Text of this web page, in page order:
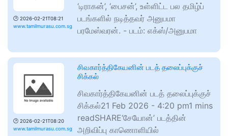
🕑 2026-02-21T08:21
www.tamilmurasu.com.sg
‘டிராகன்’, ‘பைசன்’, உள்ளிட்ட பல தமிழ்ப்
படங்​களில் நடித்​தவர் அனுபமா
பரமேஸ்வரன். - படம்: எக்ஸ்/அனுபமா
🕑 2026-02-21T08:20
www.tamilmurasu.com.sg
சிவகார்த்திகேயனின் படத் தலைப்புக்குச்
சிக்கல்
சிவகார்த்திகேயனின் படத் தலைப்புக்குச்
சிக்கல்21 Feb 2026 - 4:20 pm1 mins
readSHARE‘சேயோன்’ படத்தின்
அறிவிப்பு காணொளியில்